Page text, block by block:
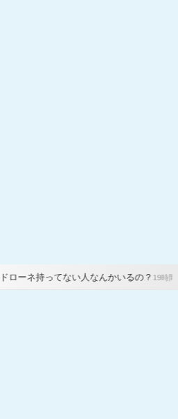
い人なんかいるの？19時間前【原神】